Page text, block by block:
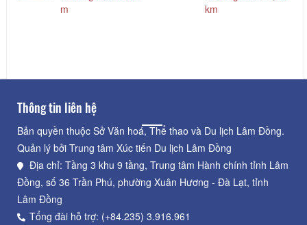
km
km
Thông tin liên hệ
Bản quyền thuộc Sở Văn hoá, Thể thao và Du lịch Lâm Đồng.
Quản lý bởi Trung tâm Xúc tiến Du lịch Lâm Đồng
Địa chỉ: Tầng 3 khu 9 tầng, Trung tâm Hành chính tỉnh Lâm
Đồng, số 36 Trần Phú, phường Xuân Hương - Đà Lạt, tỉnh
Lâm Đồng
Tổng đài hỗ trợ: (+84.235) 3.916.961